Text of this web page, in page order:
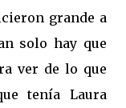
grande a
solo hay que
ver de lo que
tenía Laura